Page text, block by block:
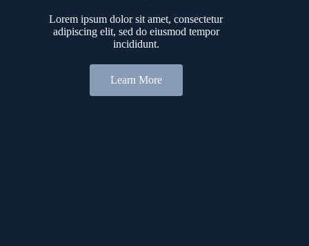
Lorem ipsum dolor sit amet, consectetur
adipiscing elit, sed do eiusmod tempor
incididunt.
Learn More